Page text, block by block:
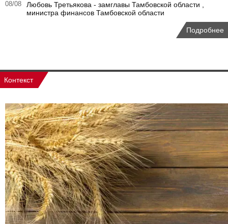
08/08
Любовь Третьякова - замглавы Тамбовской области ,
министра финансов Тамбовской области
Подробнее
Контекст